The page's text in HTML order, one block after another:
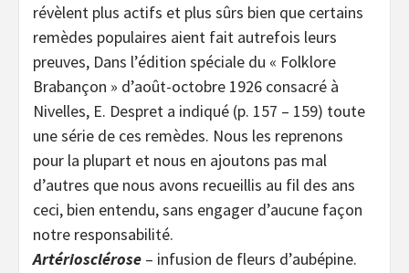
révèlent plus actifs et plus sûrs bien que certains
remèdes populaires aient fait autrefois leurs
preuves, Dans l’édition spéciale du « Folklore
Brabançon » d’août-octobre 1926 consacré à
Nivelles, E. Despret a indiqué (p. 157 – 159) toute
une série de ces remèdes. Nous les reprenons
pour la plupart et nous en ajoutons pas mal
d’autres que nous avons recueillis au fil des ans
ceci, bien entendu, sans engager d’aucune façon
notre responsabilité.
Artériosclérose – infusion de fleurs d’aubépine.